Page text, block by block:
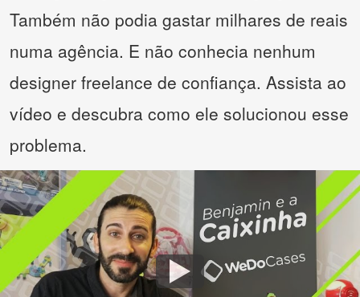
Também não podia gastar milhares de reais
numa agência. E não conhecia nenhum
designer freelance de confiança. Assista ao
vídeo e descubra como ele solucionou esse
problema.